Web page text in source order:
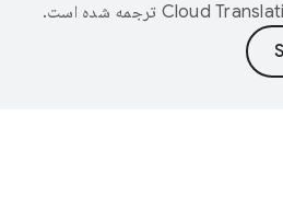
ترجمه شده است.